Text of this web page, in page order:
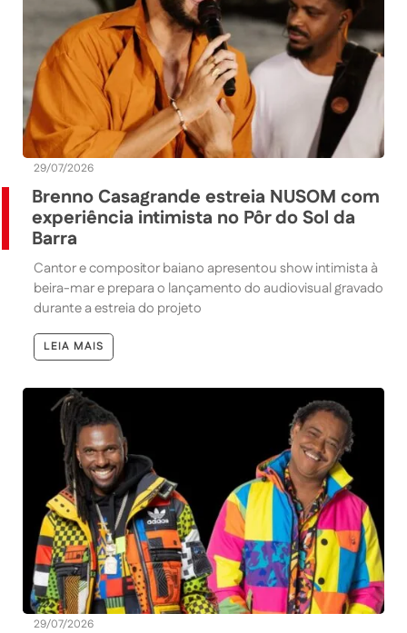
29/07/2026
Brenno Casagrande estreia NUSOM com
experiência intimista no Pôr do Sol da
Barra
Cantor e compositor baiano apresentou show intimista à
beira-mar e prepara o lançamento do audiovisual gravado
durante a estreia do projeto
LEIA MAIS
29/07/2026